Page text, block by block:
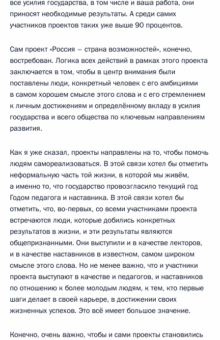
все усилия государства, в том числе и ваша работа, они
приносят необходимые результаты. А среди самих
участников проектов таких уже выше 90 процентов.
Сам проект «Россия – страна возможностей», конечно,
востребован. Логика всех действий в рамках этого проекта
заключается в том, чтобы в центр внимания были
поставлены люди, конкретный человек с его амбициями
в самом хорошем смысле этого слова и с его стремлением
к личным достижениям и определённому вкладу в усилия
государства и всего общества по ключевым направлениям
развития.
Как я уже сказал, проекты направлены на то, чтобы помочь
людям самореализоваться. В этой связи хотел бы отметить
неформальную часть той жизни, в которой мы живём,
а именно то, что государство провозгласило текущий год
Годом педагога и наставника. В этой связи хотел бы
отметить, что, во-первых, со всеми участниками проекта
встречаются люди, которые добились конкретных
результатов в жизни, и эти результаты являются
общепризнанными. Они выступили и в качестве лекторов,
и в качестве наставников в известном, самом широком
смысле этого слова. Но не менее важно, что и участники
проекта выступают в качестве и педагогов, и наставников
по отношению к более молодым людям, к тем, кто первые
шаги делает в своей карьере, в достижении своих
жизненных успехов. Это всё имеет большое значение.
Конечно, очень важно, чтобы и сами проекты становились